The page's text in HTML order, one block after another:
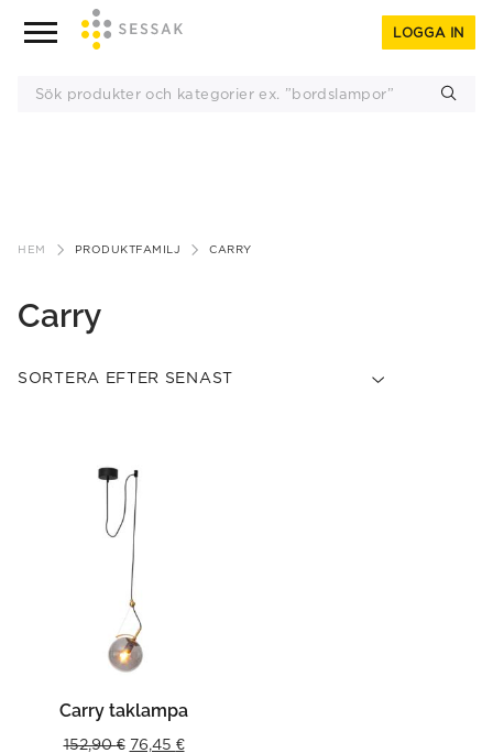
LOGGA IN
HEM PRODUKTFAMILJ CARRY
Carry
Carry taklampa
152,90€ Original
76,45 €Current